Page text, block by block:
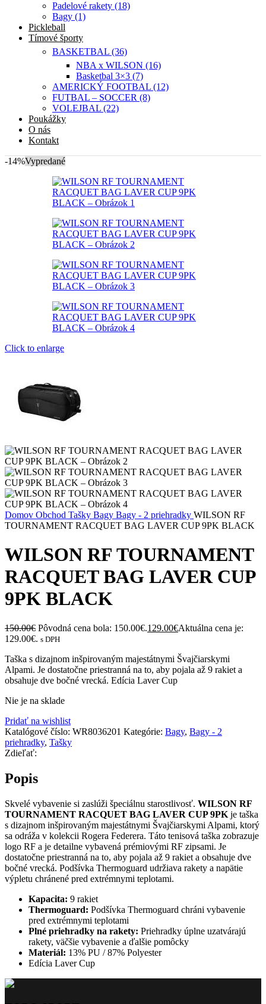
Padelové rakety (18)
Bagy (1)
Pickleball
Tímové športy
BASKETBAL (36)
NBA x WILSON (16)
Basketbal 3×3 (7)
AMERICKÝ FOOTBAL (12)
FUTBAL – SOCCER (8)
VOLEJBAL (22)
Poukážky
O nás
Kontakt
-14%Vypredané
Click to enlarge
Domov Obchod Tašky Bagy Bagy - 2 priehradky WILSON RF
TOURNAMENT RACQUET BAG LAVER CUP 9PK BLACK
WILSON RF TOURNAMENT
RACQUET BAG LAVER CUP
9PK BLACK
150.00€ Pôvodná cena bola: 150.00€.129.00€Aktuálna cena je:
129.00€. s DPH
Taška s dizajnom inšpirovaným majestátnymi Švajčiarskymi
Alpami. Je dostatočne priestranná na to, aby pojala až 9 rakiet a
obsahuje dve bočné vrecká. Edícia Laver Cup
Nie je na sklade
Pridať na wishlist
Katalógové číslo: WR8036201 Kategórie: Bagy, Bagy - 2
priehradky, Tašky
Zdieľať:
Popis
Skvelé vybavenie si zaslúži špeciálnu starostlivosť. WILSON RF
TOURNAMENT RACQUET BAG LAVER CUP 9PK je taška
s dizajnom inšpirovaným majestátnymi Švajčiarskymi Alpami, ktorý
sa odráža v kolekcii Rogera Federera. Táto tenisová taška zobrazuje
logo RF a je detailne vybavená prémiovými RF zipsami. Je
dostatočne priestranná na to, aby pojala až 9 rakiet a obsahuje dve
bočné vrecká. Podšívka Thermoguard udržiava rakety a napätie
výpletu chránené pred extrémnymi teplotami.
Kapacita: 9 rakiet
Thermoguard: Podšívka Thermoguard chráni vybavenie
pred extrémnymi teplotami
Plné priehradky na rakety: Priehradky úplne uzatvárajú
rakety, väčšie vybavenie a ďalšie pomôcky
Materiál: 13% PU / 87% Polyester
Edícia Laver Cup